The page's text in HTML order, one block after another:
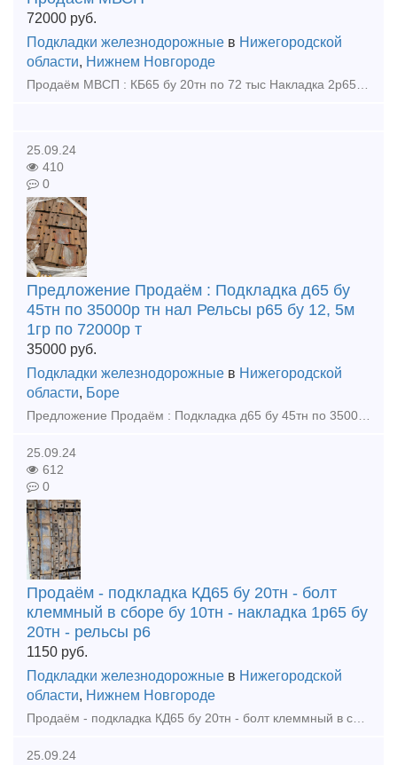
72000 руб.
Подкладки железнодорожные в Нижегородской
области, Нижнем Новгороде
Продаём МВСП : КБ65 бу 20тн по 72 тыс Накладка 2р65 бу 12тн по 75 тыс Накладка 1р65 бу 20тн по 68 тыс Накладка 1р50 бу 2тн по 69 тыс Накладка 1р65 фрез-ная новая 1,23 тн по 52000 р тн
25.09.24
410
0
Предложение Продаём : Подкладка д65 бу
45тн по 35000р тн нал Рельсы р65 бу 12, 5м
1гр по 72000р т
35000 руб.
Подкладки железнодорожные в Нижегородской
области, Боре
Предложение Продаём : Подкладка д65 бу 45тн по 35000р тн нал Рельсы р65 бу 12, 5м 1гр по 72000р тн с ндс Тел 89302110210 WhatsApp Тел 89302110210 telegram Тел 89302110210 viber E-ma
25.09.24
612
0
Продаём - подкладка КД65 бу 20тн - болт
клеммный в сборе бу 10тн - накладка 1р65 бу
20тн - рельсы р6
1150 руб.
Подкладки железнодорожные в Нижегородской
области, Нижнем Новгороде
Продаём - подкладка КД65 бу 20тн - болт клеммный в сборе бу 10тн - накладка 1р65 бу 20тн - рельсы р65 бу 12,5м 1гр 40тн - накладка 1р65 новая 23г 5тн тел. +79302110210 watsapp тел. +793021102
25.09.24